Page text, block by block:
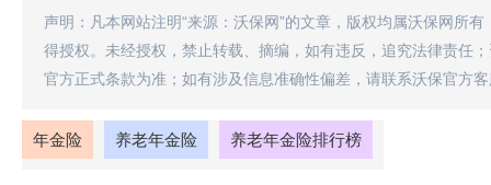
声明：凡本网站注明“来源：沃保网”的文章，版权均属沃保网所
得授权。未经授权，禁止转载、摘编，如有违反，追究法律责任
官方正式条款为准；如有涉及信息准确性偏差，请联系沃保官方
年金险 养老年金险 养老年金险排行榜